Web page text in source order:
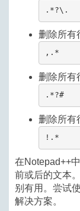
.*?\.
删除所有
,.*
删除所有
.*?#
删除所有
!.*
在Notepad++
前或后的文本
别有用。尝试
解决方案。